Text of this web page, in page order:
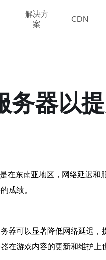
解决方
案
CDN
务器以
东南亚地区，网络延迟和
成绩。
器可以显著降低网络延迟
在游戏内容的更新和维护